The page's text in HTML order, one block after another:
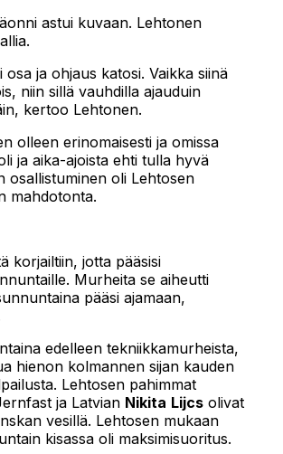
astui kuvaan. Lehtonen
osa ja ohjaus katosi. Vaikka siinä
niin sillä vauhdilla ajauduin
kertoo Lehtonen.
olleen erinomaisesti ja omissa
ja aika-ajoista ehti tulla hyvä
osallistuminen oli Lehtosen
mahdotonta.
korjailtiin, jotta pääsisi
Murheita se aiheutti
pääsi ajamaan,
edelleen tekniikkamurheista,
hienon kolmannen sijan kauden
Lehtosen pahimmat
ja Latvian Nikita Lijcs olivat
vesillä. Lehtosen mukaan
kisassa oli maksimisuoritus.